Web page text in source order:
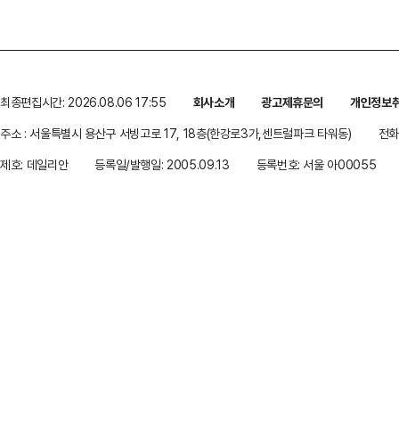
최종편집시간: 2026.08.06 17:55 회사소개 광고제휴문의
개인정보
주소 : 서울특별시 용산구 서빙고로 17, 18층(한강로3가,센트럴파크 타워동)
전
제호: 데일리안
등록일/발행일: 2005.09.13 등록번호: 서울 아00055